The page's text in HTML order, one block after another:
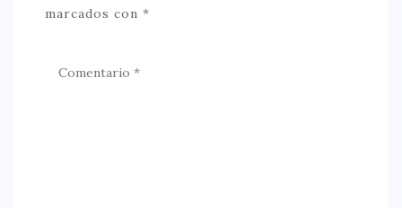
marcados con *